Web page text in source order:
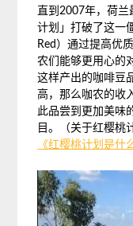
直到2007年，荷兰
计划」打破了这一
Red）通过提高优
农们能够更用心的
这样产出的咖啡豆
高，那么咖农的收
此品尝到更加美味
目。
（关于红樱
《红樱桃计划是什